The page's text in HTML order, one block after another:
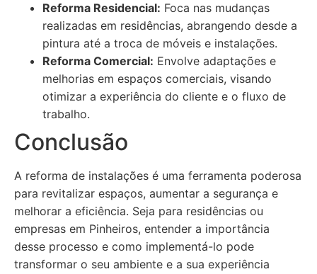
Reforma Residencial: Foca nas mudanças
realizadas em residências, abrangendo desde a
pintura até a troca de móveis e instalações.
Reforma Comercial: Envolve adaptações e
melhorias em espaços comerciais, visando
otimizar a experiência do cliente e o fluxo de
trabalho.
Conclusão
A reforma de instalações é uma ferramenta poderosa
para revitalizar espaços, aumentar a segurança e
melhorar a eficiência. Seja para residências ou
empresas em Pinheiros, entender a importância
desse processo e como implementá-lo pode
transformar o seu ambiente e a sua experiência